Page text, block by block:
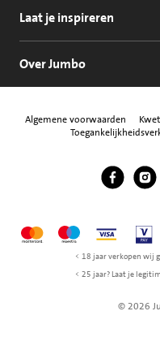
Laat je inspireren
Over Jumbo
Algemene voorwaarden
Volg ons
Jumbo
MastercardMaestroVisa Vpay
< 18 jaar verkopen wij
< 25 jaar? Laat je
© 2026